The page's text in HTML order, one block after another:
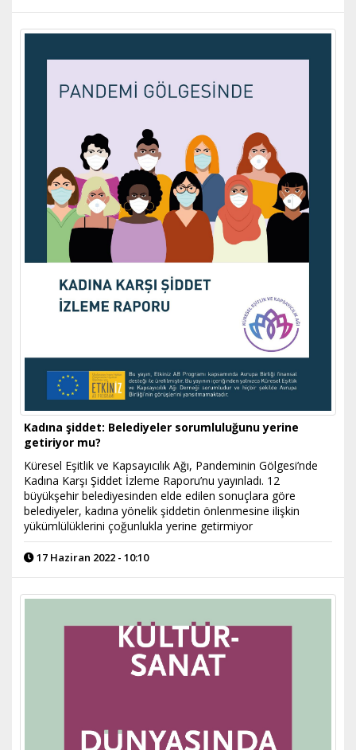
Kadına şiddet: Belediyeler sorumluluğunu yerine
getiriyor mu?
Küresel Eşitlik ve Kapsayıcılık Ağı, Pandeminin Gölgesi’nde
Kadına Karşı Şiddet İzleme Raporu’nu yayınladı. 12
büyükşehir belediyesinden elde edilen sonuçlara göre
belediyeler, kadına yönelik şiddetin önlenmesine ilişkin
yükümlülüklerini çoğunlukla yerine getirmiyor
17 Haziran 2022 - 10:10